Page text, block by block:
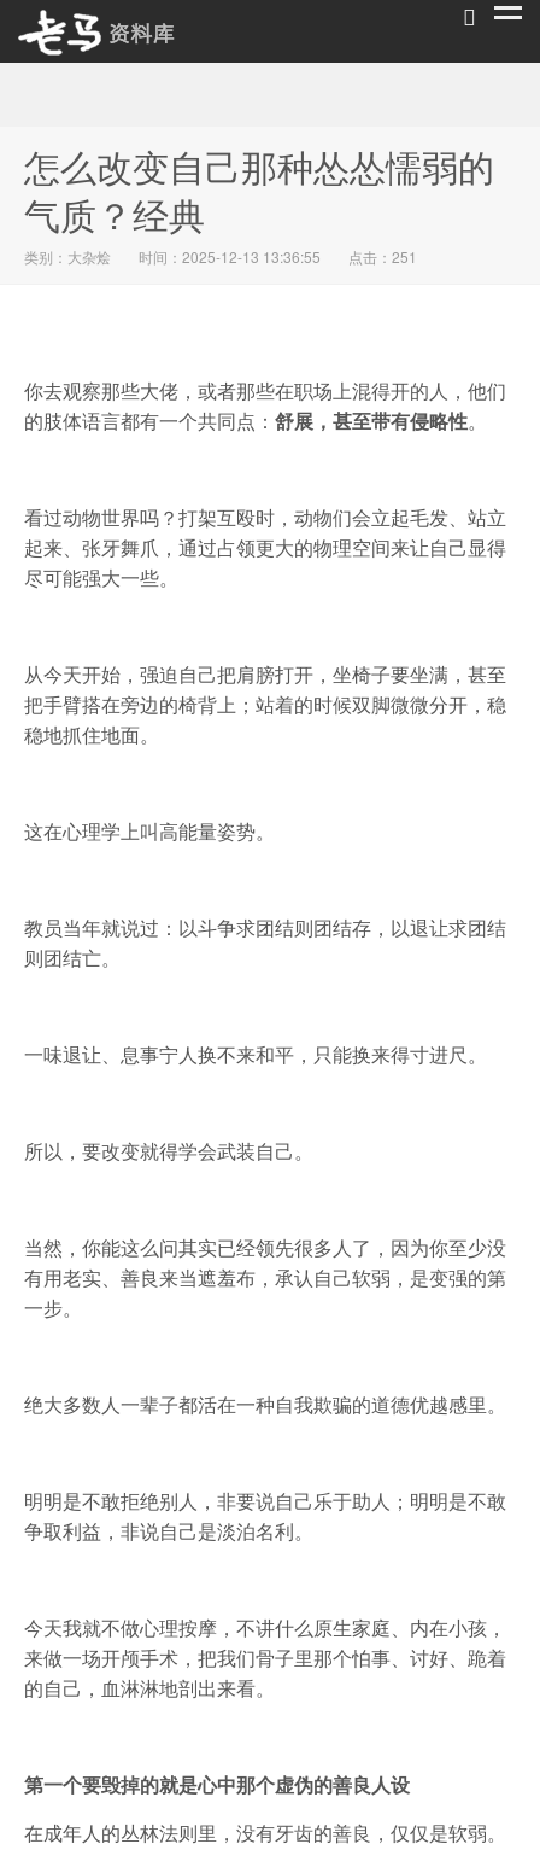
怎么改变自己那种怂怂懦弱的
气质？经典
类别： 大杂烩 时间：2025-12-13 13:36:55 点击：251
你去观察那些大佬，或者那些在职场上混得开的人，他们
的肢体语言都有一个共同点： 舒展，甚至带有侵略性。
看过动物世界吗？打架互殴时，动物们会立起毛发、站立
起来、张牙舞爪，通过占领更大的物理空间来让自己显得
尽可能强大一些。
从今天开始，强迫自己把肩膀打开，坐椅子要坐满，甚至
把手臂搭在旁边的椅背上；站着的时候双脚微微分开，稳
稳地抓住地面。
这在心理学上叫高能量姿势。
教员当年就说过：以斗争求团结则团结存，以退让求团结
则团结亡。
一味退让、息事宁人换不来和平，只能换来得寸进尺。
所以，要改变就得学会武装自己。
当然，你能这么问其实已经领先很多人了，因为你至少没
有用老实、善良来当遮羞布，承认自己软弱，是变强的第
一步。
绝大多数人一辈子都活在一种自我欺骗的道德优越感里。
明明是不敢拒绝别人，非要说自己乐于助人；明明是不敢
争取利益，非说自己是淡泊名利。
今天我就不做心理按摩，不讲什么原生家庭、内在小孩，
来做一场开颅手术，把我们骨子里那个怕事、讨好、跪着
的自己，血淋淋地剖出来看。
第一个要毁掉的就是心中那个虚伪的善良人设
在成年人的丛林法则里，没有牙齿的善良，仅仅是软弱。